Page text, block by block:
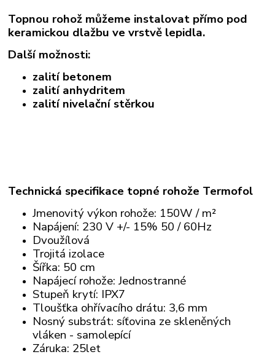
Topnou rohož můžeme instalovat přímo pod
keramickou dlažbu ve vrstvě lepidla.
Další možnosti:
zalití betonem
zalití anhydritem
zalití nivelační stěrkou
Technická specifikace topné rohože Termofol
Jmenovitý výkon rohože: 150W / m²
Napájení: 230 V +/- 15% 50 / 60Hz
Dvoužílová
Trojitá izolace
Šířka: 50 cm
Napájecí rohože: Jednostranné
Stupeň krytí: IPX7
Tloušťka ohřívacího drátu: 3,6 mm
Nosný substrát: síťovina ze skleněných
vláken - samolepící
Záruka: 25let